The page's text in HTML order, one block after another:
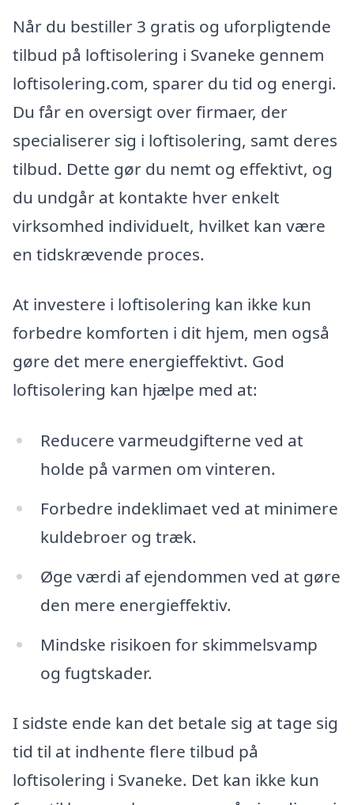
Når du bestiller 3 gratis og uforpligtende
tilbud på loftisolering i Svaneke gennem
loftisolering.com, sparer du tid og energi.
Du får en oversigt over firmaer, der
specialiserer sig i loftisolering, samt deres
tilbud. Dette gør du nemt og effektivt, og
du undgår at kontakte hver enkelt
virksomhed individuelt, hvilket kan være
en tidskrævende proces.
At investere i loftisolering kan ikke kun
forbedre komforten i dit hjem, men også
gøre det mere energieffektivt. God
loftisolering kan hjælpe med at:
Reducere varmeudgifterne ved at
holde på varmen om vinteren.
Forbedre indeklimaet ved at minimere
kuldebroer og træk.
Øge værdi af ejendommen ved at gøre
den mere energieffektiv.
Mindske risikoen for skimmelsvamp
og fugtskader.
I sidste ende kan det betale sig at tage sig
tid til at indhente flere tilbud på
loftisolering i Svaneke. Det kan ikke kun